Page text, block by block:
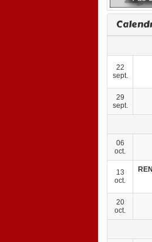
22
sept.
29
sept.
06
oct.
13
oct.
20
oct.